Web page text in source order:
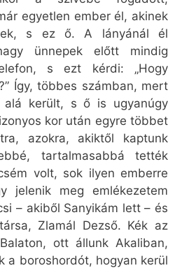
egyetlen ember él, akinek
s ez ő. A lányánál él
ünnepek előtt mindig
s ezt kérdi: „Hogy
Így, többes számban, mert
került, s ő is ugyanúgy
kor után egyre többet
azokra, akiktől kaptunk
tartalmasabbá tették
volt, sok ilyen emberre
jelenik meg emlékezetem
– akiből Sanyikám lett – és
Zlamál Dezső. Kék az
ott állunk Akaliban,
a boroshordót, hogyan kerül